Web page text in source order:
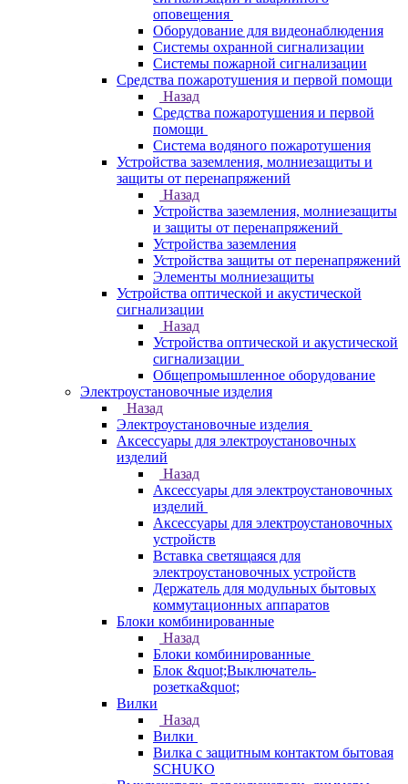
оповещения
Оборудование для видеонаблюдения
Системы охранной сигнализации
Системы пожарной сигнализации
Средства пожаротушения и первой помощи
Назад
Средства пожаротушения и первой
помощи
Система водяного пожаротушения
Устройства заземления, молниезащиты и
защиты от перенапряжений
Назад
Устройства заземления, молниезащиты
и защиты от перенапряжений
Устройства заземления
Устройства защиты от перенапряжений
Элементы молниезащиты
Устройства оптической и акустической
сигнализации
Назад
Устройства оптической и акустической
сигнализации
Общепромышленное оборудование
Электроустановочные изделия
Назад
Электроустановочные изделия
Аксессуары для электроустановочных
изделий
Назад
Аксессуары для электроустановочных
изделий
Аксессуары для электроустановочных
устройств
Вставка светящаяся для
электроустановочных устройств
Держатель для модульных бытовых
коммутационных аппаратов
Блоки комбинированные
Назад
Блоки комбинированные
Блок &quot;Выключатель-
розетка&quot;
Вилки
Назад
Вилки
Вилка с защитным контактом бытовая
SCHUKO